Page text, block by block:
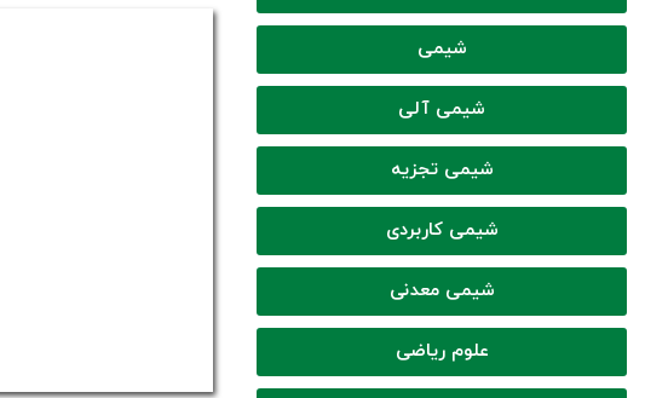
شیمی
شیمی آلی
شیمی تجزیه
شیمی کاربردی
شیمی معدنی
علوم ریاضی